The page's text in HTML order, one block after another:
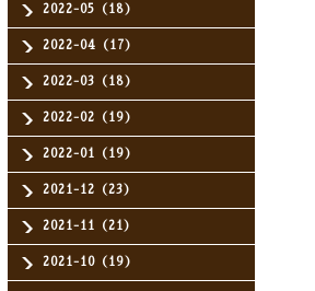
2022-05（18）
2022-04（17）
2022-03（18）
2022-02（19）
2022-01（19）
2021-12（23）
2021-11（21）
2021-10（19）